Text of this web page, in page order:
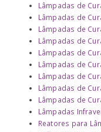
Lâmpadas de
Lâmpadas de
Lâmpadas de
Lâmpadas de
Lâmpadas de
Lâmpadas de
Lâmpadas de
Lâmpadas de
Lâmpadas de
Lâmpadas
Reatores para